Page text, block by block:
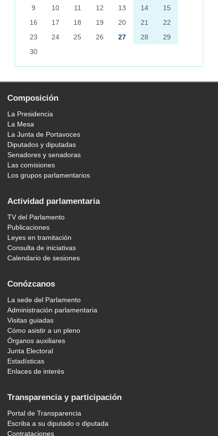
9
10 11 12 13 14
15
16
17 18 19 20 21
22
23
24 25 26 27 28
29
30
Composición
La Presidencia
La Mesa
La Junta de Portavoces
Diputados y diputadas
Senadores y senadoras
Las comisiones
Los grupos parlamentarios
Actividad parlamentaria
TV del Parlamento
Publicaciones
Leyes en tramitación
Consulta de iniciativas
Calendario de sesiones
Conózcanos
La sede del Parlamento
Administración parlamentaria
Visitas guiadas
Cómo asistir a un pleno
Órganos auxiliares
Junta Electoral
Estadísticas
Enlaces de interés
Transparencia y participación
Portal de Transparencia
Escriba a su diputado o diputada
Contrataciones